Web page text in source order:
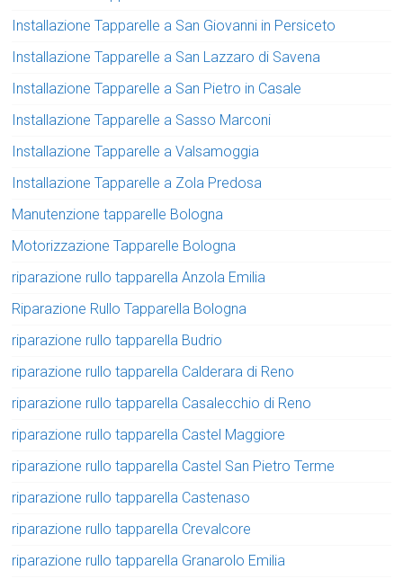
Installazione Tapparelle a San Giovanni in Persiceto
Installazione Tapparelle a San Lazzaro di Savena
Installazione Tapparelle a San Pietro in Casale
Installazione Tapparelle a Sasso Marconi
Installazione Tapparelle a Valsamoggia
Installazione Tapparelle a Zola Predosa
Manutenzione tapparelle Bologna
Motorizzazione Tapparelle Bologna
riparazione rullo tapparella Anzola Emilia
Riparazione Rullo Tapparella Bologna
riparazione rullo tapparella Budrio
riparazione rullo tapparella Calderara di Reno
riparazione rullo tapparella Casalecchio di Reno
riparazione rullo tapparella Castel Maggiore
riparazione rullo tapparella Castel San Pietro Terme
riparazione rullo tapparella Castenaso
riparazione rullo tapparella Crevalcore
riparazione rullo tapparella Granarolo Emilia